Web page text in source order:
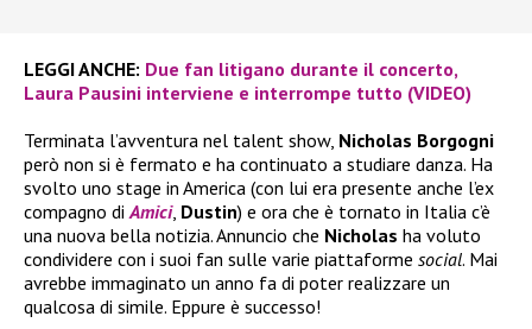
LEGGI ANCHE: Due fan litigano durante il concerto,
Laura Pausini interviene e interrompe tutto (VIDEO)
Terminata l’avventura nel talent show, Nicholas Borgogni
però non si è fermato e ha continuato a studiare danza. Ha
svolto uno stage in America (con lui era presente anche l’ex
compagno diAmici, Dustin) e ora che è tornato in Italia c’è
una nuova bella notizia. Annuncio che Nicholas ha voluto
condividere con i suoi fan sulle varie piattaforme social. Mai
avrebbe immaginato un anno fa di poter realizzare un
qualcosa di simile. Eppure è successo!